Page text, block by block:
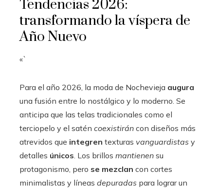
Tendencias 2026:
transformando la víspera de
Año Nuevo
«`
Para el año 2026, la moda de Nochevieja augura
una fusión entre lo nostálgico y lo moderno. Se
anticipa que las telas tradicionales como el
terciopelo y el satén coexistirán con diseños más
atrevidos que integren texturas vanguardistas y
detalles únicos . Los brillos mantienen su
protagonismo, pero se mezclan con cortes
minimalistas y líneas depuradas para lograr un